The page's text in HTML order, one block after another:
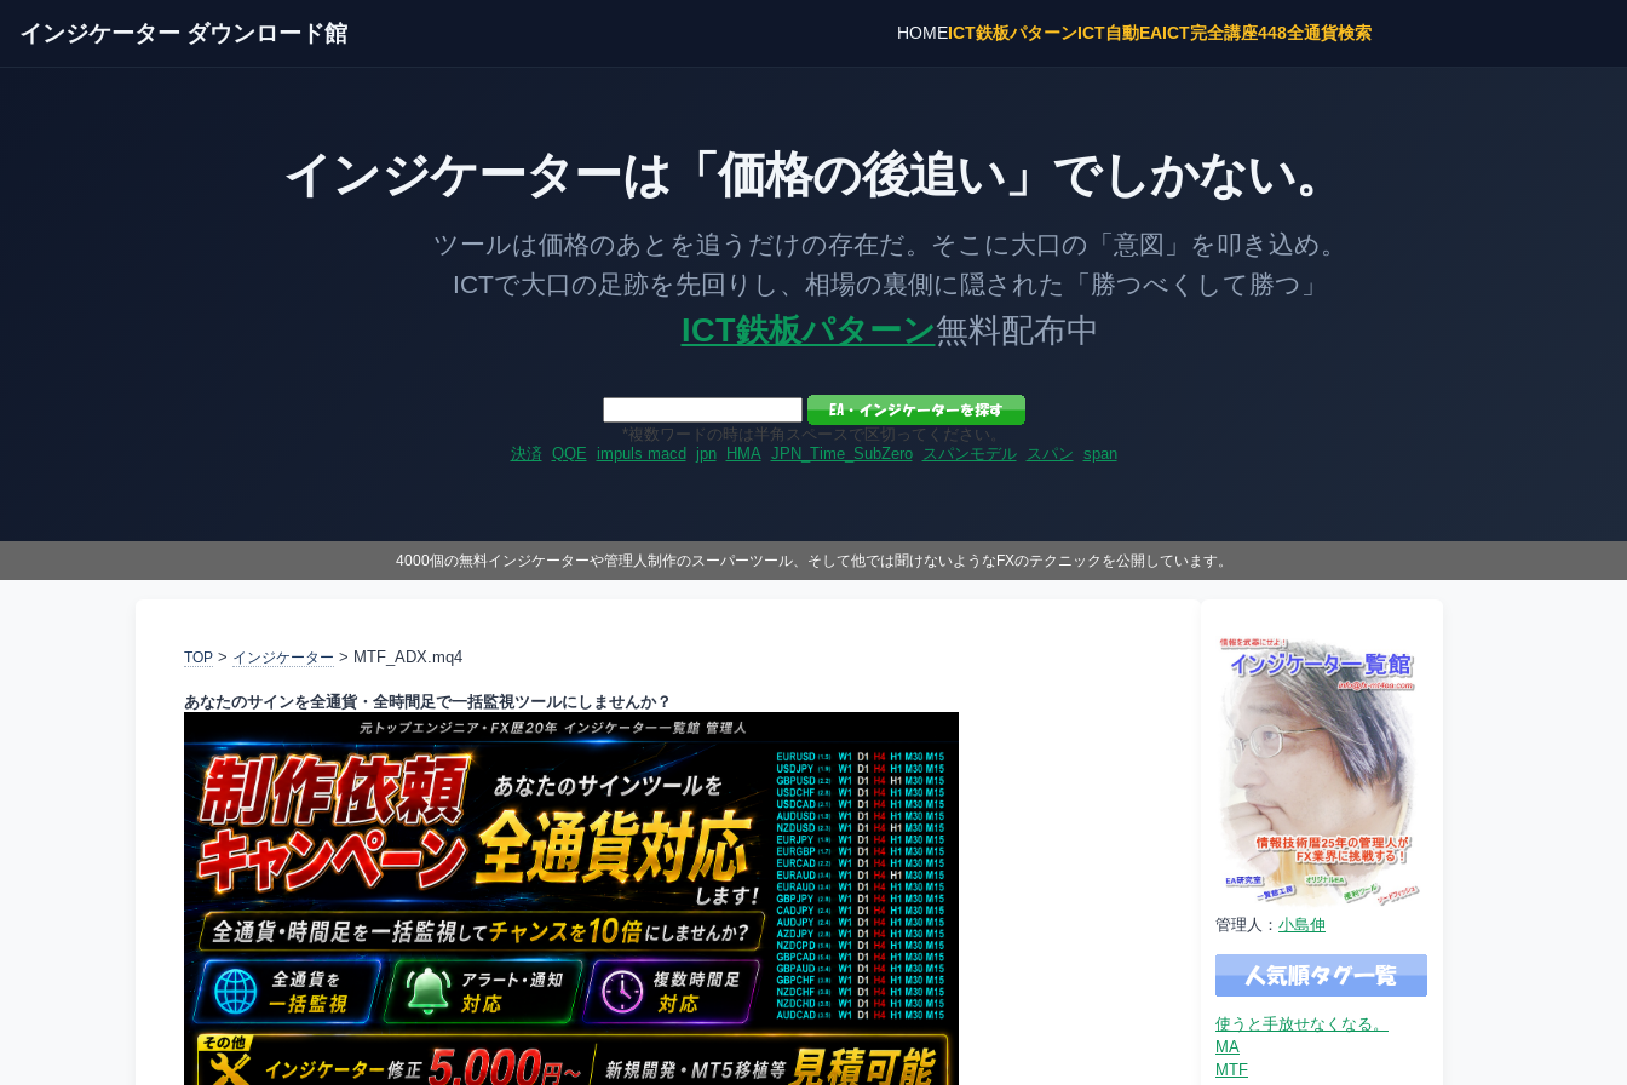
インジケーター ダウンロード館 HOMEICT鉄板パターンICT自動EAICT完全講座448全通貨検索
インジケーターは「価格の後追い」でしかない。
ツールは価格のあとを追うだけの存在だ。そこに大口の「意図」を叩き込め。
ICTで大口の足跡を先回りし、相場の裏側に隠された「勝つべくして勝つ」
ICT鉄板パターン無料配布中
*複数ワードの時は半角スペースで区切ってください。
決済 QQE impuls macd jpn HMA JPN_Time_SubZero スパンモデル スパン span
4000個の無料インジケーターや管理人制作のスーパーツール、そして他では聞けないようなFXのテクニックを公開しています。
TOP > インジケーター > MTF_ADX.mq4
あなたのサインを全通貨・全時間足で一括監視ツールにしませんか？
管理人： 小島伸
使うと手放せなくなる。
MA
MTF